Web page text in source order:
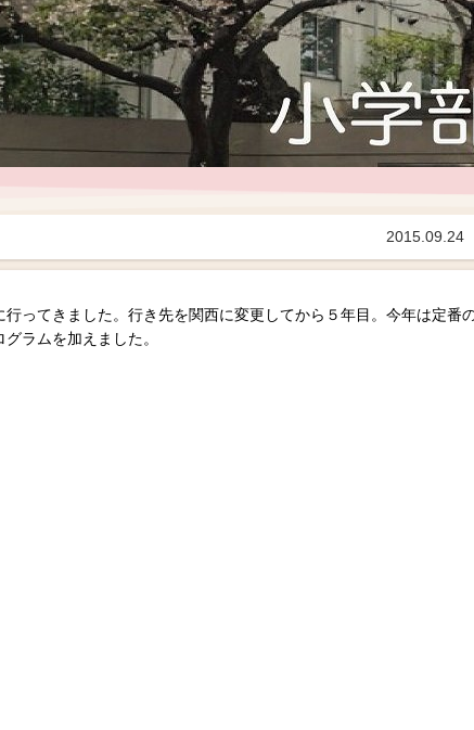
2015.09.24
ってきました。行き先を関西に変更してから５年目。今年は定番
ラムを加えました。